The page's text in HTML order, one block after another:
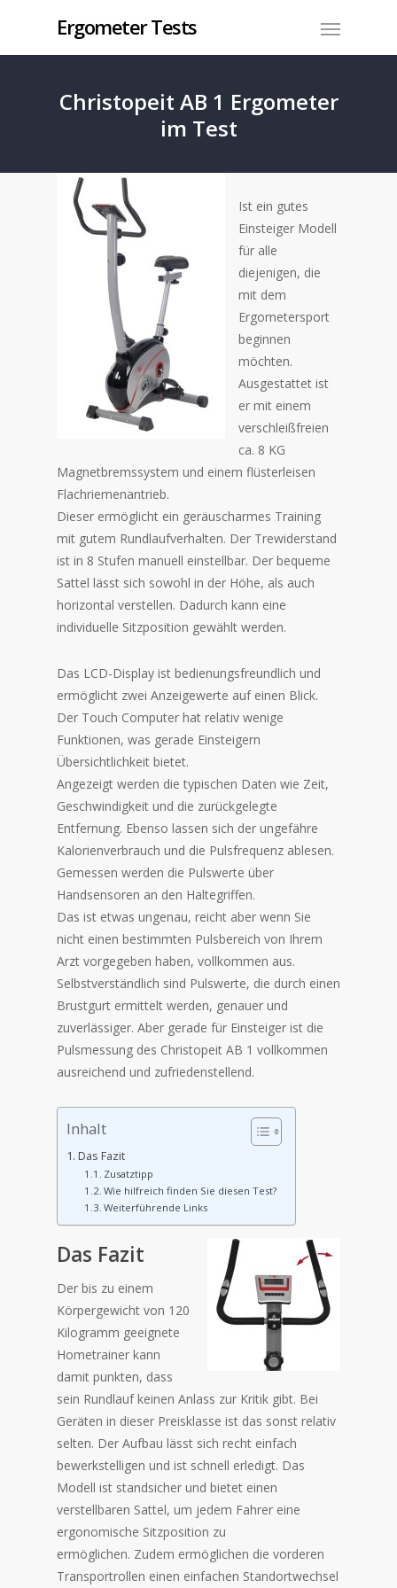
Ergometer Tests
Christopeit AB 1 Ergometer
im Test
Ist ein gutes
Einsteiger Modell
für alle
diejenigen, die
mit dem
Ergometersport
beginnen
möchten.
Ausgestattet ist
er mit einem
verschleißfreien
ca. 8 KG
Magnetbremssystem und einem flüsterleisen
Flachriemenantrieb.
Dieser ermöglicht ein geräuscharmes Training
mit gutem Rundlaufverhalten. Der Trewiderstand
ist in 8 Stufen manuell einstellbar. Der bequeme
Sattel lässt sich sowohl in der Höhe, als auch
horizontal verstellen. Dadurch kann eine
individuelle Sitzposition gewählt werden.
Das LCD-Display ist bedienungsfreundlich und
ermöglicht zwei Anzeigewerte auf einen Blick.
Der Touch Computer hat relativ wenige
Funktionen, was gerade Einsteigern
Übersichtlichkeit bietet.
Angezeigt werden die typischen Daten wie Zeit,
Geschwindigkeit und die zurückgelegte
Entfernung. Ebenso lassen sich der ungefähre
Kalorienverbrauch und die Pulsfrequenz ablesen.
Gemessen werden die Pulswerte über
Handsensoren an den Haltegriffen.
Das ist etwas ungenau, reicht aber wenn Sie
nicht einen bestimmten Pulsbereich von Ihrem
Arzt vorgegeben haben, vollkommen aus.
Selbstverständlich sind Pulswerte, die durch einen
Brustgurt ermittelt werden, genauer und
zuverlässiger. Aber gerade für Einsteiger ist die
Pulsmessung des Christopeit AB 1 vollkommen
ausreichend und zufriedenstellend.
Inhalt
Das Fazit
Zusatztipp
Wie hilfreich finden Sie diesen Test?
Weiterführende Links
Das Fazit
Der bis zu einem
Körpergewicht von 120
Kilogramm geeignete
Hometrainer kann
damit punkten, dass
sein Rundlauf keinen Anlass zur Kritik gibt. Bei
Geräten in dieser Preisklasse ist das sonst relativ
selten. Der Aufbau lässt sich recht einfach
bewerkstelligen und ist schnell erledigt. Das
Modell ist standsicher und bietet einen
verstellbaren Sattel, um jedem Fahrer eine
ergonomische Sitzposition zu
ermöglichen. Zudem ermöglichen die vorderen
Transportrollen einen einfachen Standortwechsel